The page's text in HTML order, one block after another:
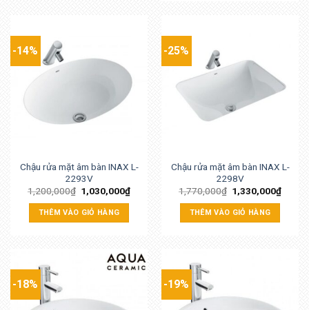
-14%
Chậu rửa mặt âm bàn INAX L-
2293V
1,200,000₫ 1,030,000₫
THÊM VÀO GIỎ HÀNG
-25%
Chậu rửa mặt âm bàn INAX L-
2298V
1,770,000₫ 1,330,000₫
THÊM VÀO GIỎ HÀNG
-18% -19%